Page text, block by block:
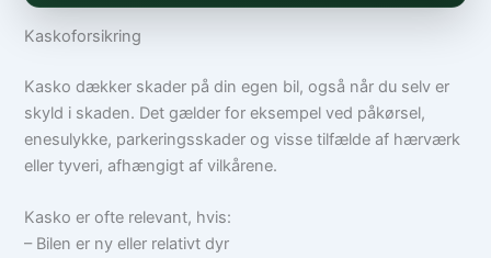
Kaskoforsikring
Kasko dækker skader på din egen bil, også når du selv er
skyld i skaden. Det gælder for eksempel ved påkørsel,
enesulykke, parkeringsskader og visse tilfælde af hærværk
eller tyveri, afhængigt af vilkårene.
Kasko er ofte relevant, hvis:
– Bilen er ny eller relativt dyr